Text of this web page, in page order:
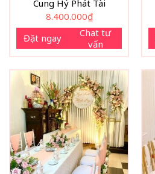
Cung Hỷ Phát Tài
8.400.000₫
Đặt ngay
Chat tư
vấn